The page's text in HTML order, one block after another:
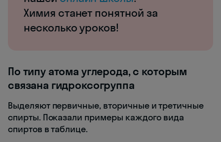
Химия станет понятной за
несколько уроков!
По типу атома углерода, с которым
связана гидроксогруппа
Выделяют первичные, вторичные и третичные
спирты. Показали примеры каждого вида
спиртов в таблице.